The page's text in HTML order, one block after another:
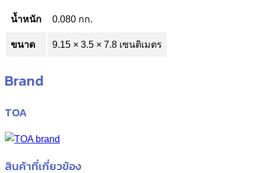
น้ำหนัก 0.080 กก.
ขนาด 9.15 × 3.5 × 7.8 เซนติเมตร
Brand
TOA
สินค้าที่เกี่ยวข้อง